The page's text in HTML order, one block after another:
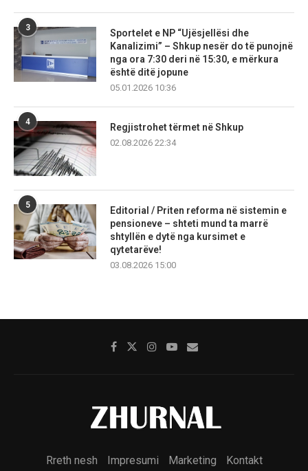
3
Sportelet e NP “Ujësjellësi dhe
Kanalizimi” – Shkup nesër do të punojnë
nga ora 7:30 deri në 15:30, e mërkura
është ditë jopune
05.01.2026 10:36
4
Regjistrohet tërmet në Shkup
02.08.2026 22:34
5
Editorial / Priten reforma në sistemin e
pensioneve – shteti mund ta marrë
shtyllën e dytë nga kursimet e
qytetarëve!
03.08.2026 15:00
Rreth nesh Impresumi Marketing
Kontakt